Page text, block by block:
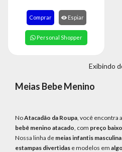
MASCULINA
PRAIA
ÚNICO
BLUSAS
Comprar Espiar
Personal Shopper
Exibindo
Meias Bebe Menino
NoAtacadão da Roupa , você encontra
bebê menino atacado , com preço baixo
Nossa linha de meias infantis
estampas divertidas e modelos em